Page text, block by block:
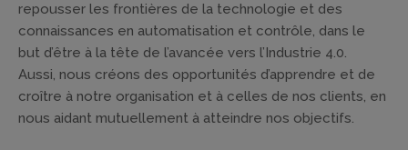
repousser les frontières de la technologie et des
connaissances en automatisation et contrôle, dans le
but d’être à la tête de l’avancée vers l’Industrie 4.0.
Aussi, nous créons des opportunités d’apprendre et de
croître à notre organisation et à celles de nos clients, en
nous aidant mutuellement à atteindre nos objectifs.